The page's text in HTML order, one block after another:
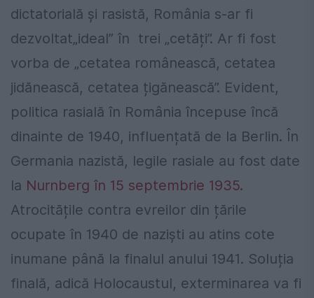
dictatorială și rasistă, România s-ar fi
dezvoltat„ideal” în trei „cetăți”. Ar fi fost
vorba de „cetatea românească, cetatea
jidănească, cetatea țigănească”. Evident,
politica rasială în România începuse încă
dinainte de 1940, influențată de la Berlin. În
Germania nazistă, legile rasiale au fost date
la Nurnberg în 15 septembrie 1935.
Atrocitățile contra evreilor din țările
ocupate în 1940 de naziști au atins cote
inumane până la finalul anului 1941. Soluția
finală, adică Holocaustul, exterminarea va fi